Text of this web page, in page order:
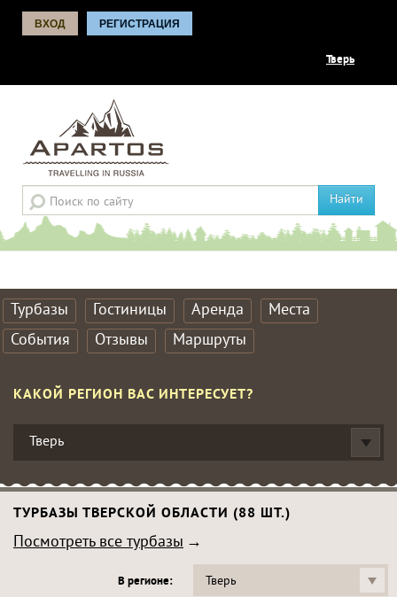
ВХОД РЕГИСТРАЦИЯ
Тверь
Найти
Турбазы Гостиницы Аренда
Места
События
Отзывы Маршруты
КАКОЙ РЕГИОН ВАС ИНТЕРЕСУЕТ?
Тверь
ТУРБАЗЫ ТВЕРСКОЙ ОБЛАСТИ (88 ШТ.)
Посмотреть все турбазы
В регионе: Тверь